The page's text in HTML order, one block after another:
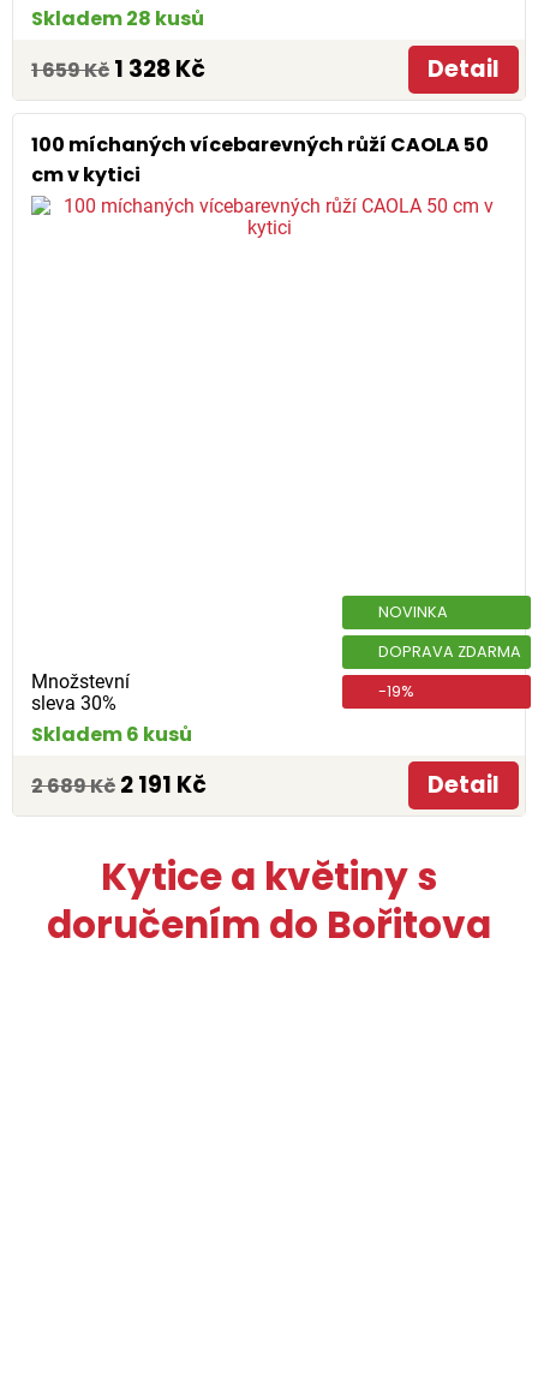
Skladem 28 kusů
1 659 Kč 1 328 Kč Detail
100 míchaných vícebarevných růží CAOLA 50
cm v kytici
Množstevní
sleva 30%
NOVINKA
DOPRAVA ZDARMA
-19%
Skladem 6 kusů
2 689 Kč 2 191 Kč Detail
Kytice a květiny s
doručením do Bořitova